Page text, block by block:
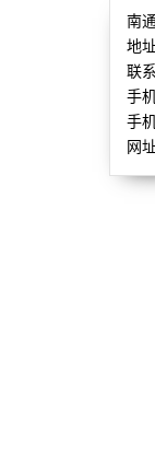
南
地
联
手
手
网